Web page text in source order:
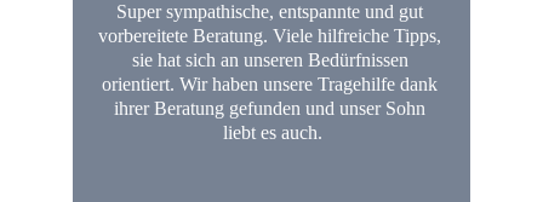
Super sympathische, entspannte und gut
vorbereitete Beratung. Viele hilfreiche Tipps,
sie hat sich an unseren Bedürfnissen
orientiert. Wir haben unsere Tragehilfe dank
ihrer Beratung gefunden und unser Sohn
liebt es auch.